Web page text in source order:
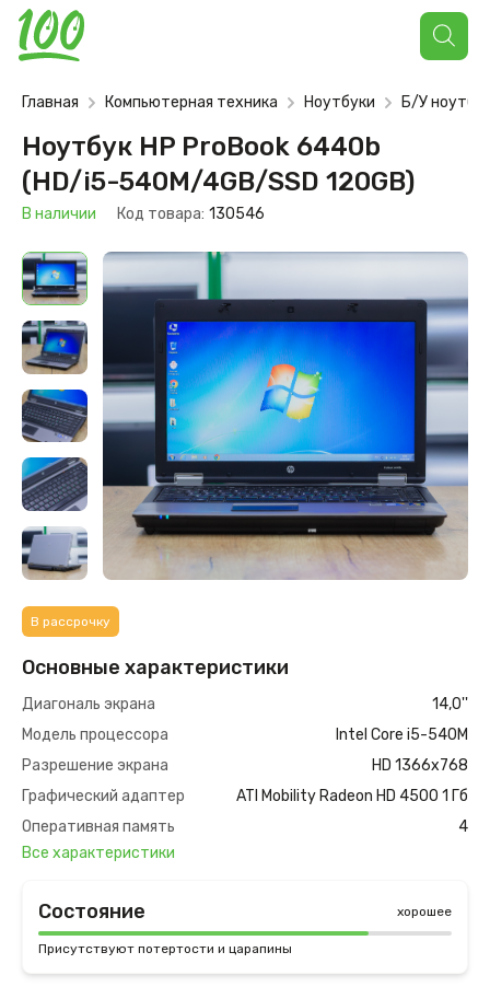
Поиск
товаров
Главная Компьютерная техника Ноутбуки Б/У
Ноутбук HP ProBook 6440b
(HD/i5-540M/4GB/SSD 120GB)
В наличии Код товара: 130546
В рассрочку
Основные характеристики
Диагональ экрана
14,0''
Модель процессора
Intel Core i5-540M
Разрешение экрана
HD 1366х768
Графический адаптер
ATI Mobility Radeon HD 4500 1 Гб
Оперативная память
4
Все характеристики
Состояние хорошее
Присутствуют потертости и царапины